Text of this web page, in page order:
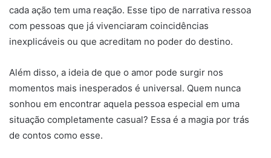
cada ação tem uma reação. Esse tipo de narrativa ressoa
com pessoas que já vivenciaram coincidências
inexplicáveis ou que acreditam no poder do destino.
Além disso, a ideia de que o amor pode surgir nos
momentos mais inesperados é universal. Quem nunca
sonhou em encontrar aquela pessoa especial em uma
situação completamente casual? Essa é a magia por trás
de contos como esse.